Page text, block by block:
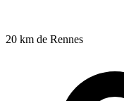
20 km de Rennes